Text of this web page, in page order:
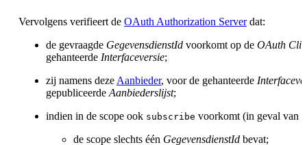
Vervolgens verifieert de OAuth Authorization Serverdat:
de gevraagde GegevensdienstId voorkomt op de OAuth
gehanteerde Interfaceversie;
zij namens deze Aanbieder, voor de gehanteerde
gepubliceerde Aanbiederslijst;
indien in de scope ook subscribe voorkomt (in geval van
de scope slechts één GegevensdienstId bevat;